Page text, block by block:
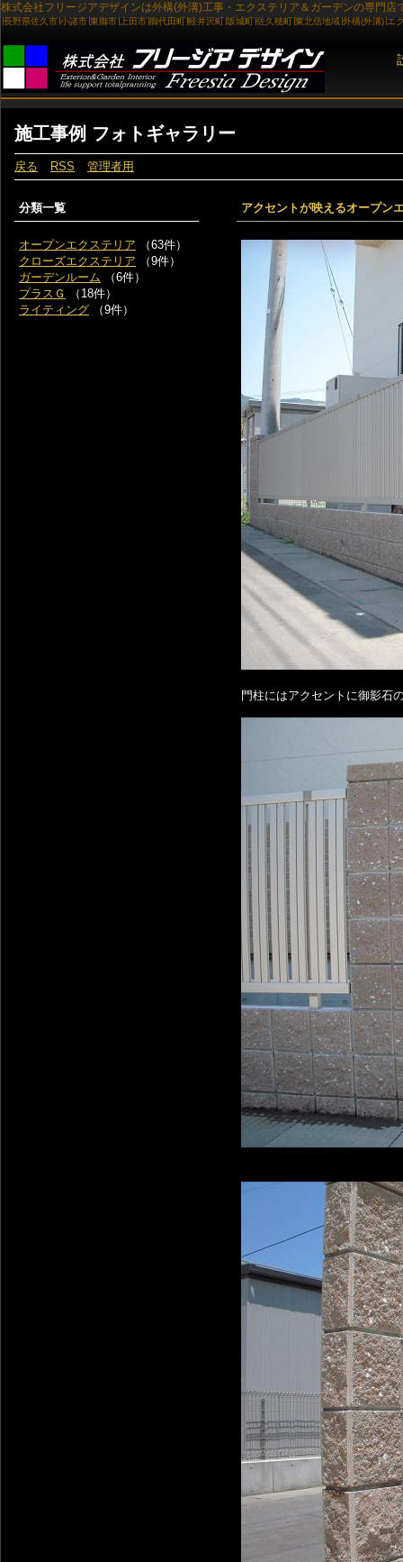
施工事例 フォトギャラリー
戻る RSS 管理者用
アクセントが映えるオープン
門柱にはアクセントに御影石
分類一覧
オープンエクステリア （63件）
クローズエクステリア （9件）
ガーデンルーム （6件）
プラスＧ
（18件）
ライティング （9件）